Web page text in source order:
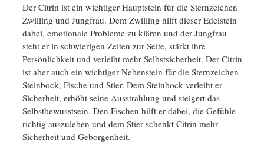
Der Citrin ist ein wichtiger Hauptstein für die Sternzeichen
Zwilling und Jungfrau. Dem Zwilling hilft dieser Edelstein
dabei, emotionale Probleme zu klären und der Jungfrau
steht er in schwierigen Zeiten zur Seite, stärkt ihre
Persönlichkeit und verleiht mehr Selbstsicherheit. Der Citrin
ist aber auch ein wichtiger Nebenstein für die Sternzeichen
Steinbock, Fische und Stier. Dem Steinbock verleiht er
Sicherheit, erhöht seine Ausstrahlung und steigert das
Selbstbewusstsein. Den Fischen hilft er dabei, die Gefühle
richtig auszuleben und dem Stier schenkt Citrin mehr
Sicherheit und Geborgenheit.